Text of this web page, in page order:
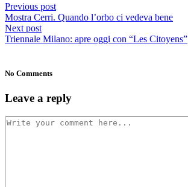
Previous post
Mostra Cerri. Quando l’orbo ci vedeva bene
Next post
Triennale Milano: apre oggi con “Les Citoyens”
No Comments
Leave a reply